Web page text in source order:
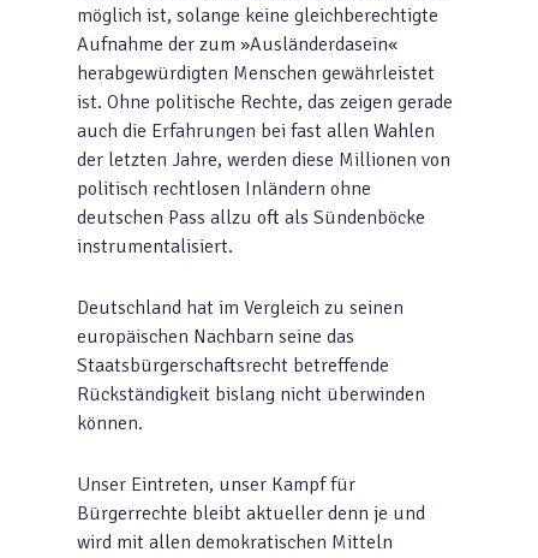
möglich ist, solange keine gleichberechtigte
Aufnahme der zum »Ausländerdasein«
herabgewürdigten Menschen gewährleistet
ist. Ohne politische Rechte, das zeigen gerade
auch die Erfahrungen bei fast allen Wahlen
der letzten Jahre, werden diese Millionen von
politisch rechtlosen Inländern ohne
deutschen Pass allzu oft als Sündenböcke
instrumentalisiert.
Deutschland hat im Vergleich zu seinen
europäischen Nachbarn seine das
Staatsbürgerschaftsrecht betreffende
Rückständigkeit bislang nicht überwinden
können.
Unser Eintreten, unser Kampf für
Bürgerrechte bleibt aktueller denn je und
wird mit allen demokratischen Mitteln